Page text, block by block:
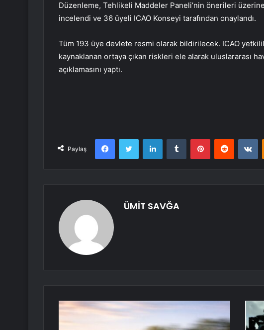
Düzenleme, Tehlikeli Maddeler Paneli’nin önerileri
incelendi ve 36 üyeli ICAO Konseyi tarafından onaylandı.
Tüm 193 üye devlete resmi olarak bildirilecek. ICAO
kaynaklanan ortaya çıkan riskleri ele alarak uluslararası
açıklamasını yaptı.
Paylaş
FacebookTwitter LinkedInTumblr PinterestReddit
ÜMİT SAVĞA